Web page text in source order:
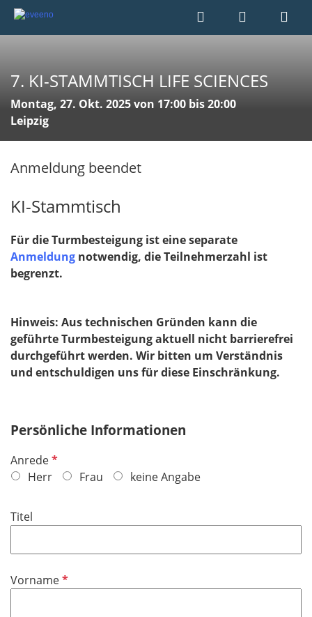
7. KI-STAMMTISCH LIFE SCIENCES
Montag, 27. Okt. 2025 von 17:00 bis 20:00
Leipzig
Anmeldung beendet
KI-Stammtisch
Für die Turmbesteigung ist eine separate
Anmeldung notwendig, die Teilnehmerzahl ist
begrenzt.
Hinweis: Aus technischen Gründen kann die
geführte Turmbesteigung aktuell nicht barrierefrei
durchgeführt werden. Wir bitten um Verständnis
und entschuldigen uns für diese Einschränkung.
Persönliche Informationen
AnredeP
f
c
t
f
e
Herr Frau keine Angabe
Titel
VornameP